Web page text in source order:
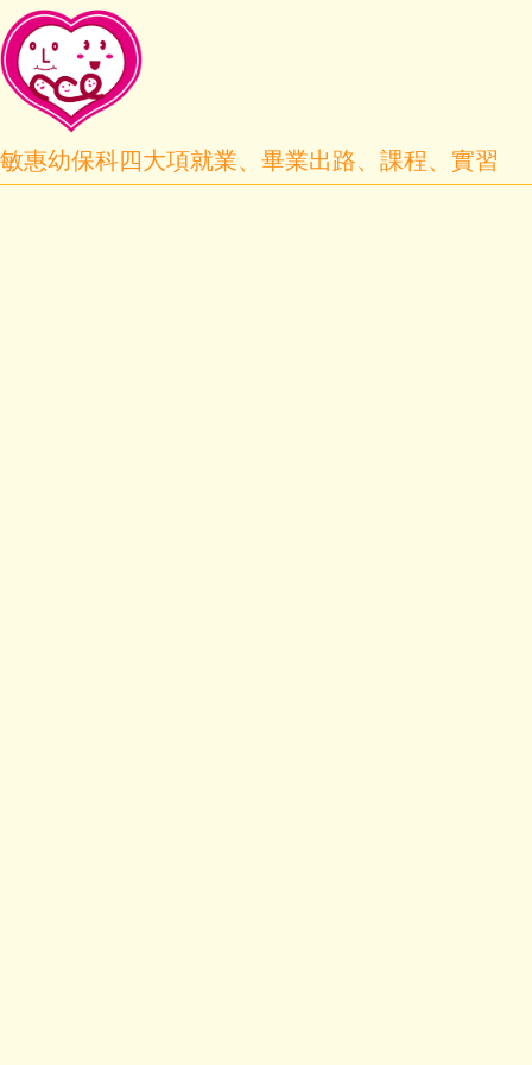
敏惠幼保科四大項就業、畢業出路、課程、實習